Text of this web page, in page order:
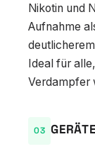
Nikotin und
Aufnahme
Ideal für
Verdampfer